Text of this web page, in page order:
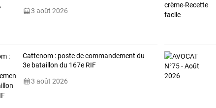
3 août 2026
Cattenom : poste de commandement du
3e bataillon du 167e RIF
3 août 2026